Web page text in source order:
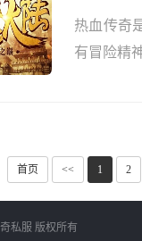
热血传奇
有冒险精
首页 << 1 2
私服 版权所有